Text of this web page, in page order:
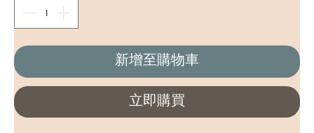
新增至購物車
立即購買